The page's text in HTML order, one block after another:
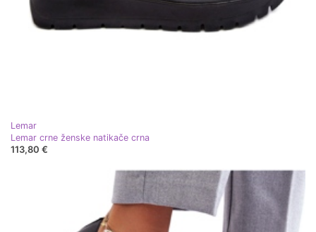
Lemar
Lemar crne ženske natikače crna
113,80 €